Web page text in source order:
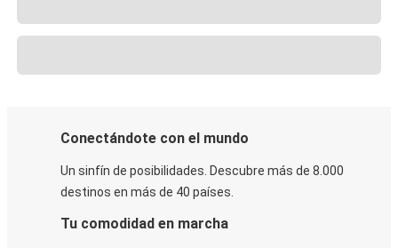
Conectándote con el mundo
Un sinfín de posibilidades. Descubre más de 8.000
destinos en más de 40 países.
Tu comodidad en marcha